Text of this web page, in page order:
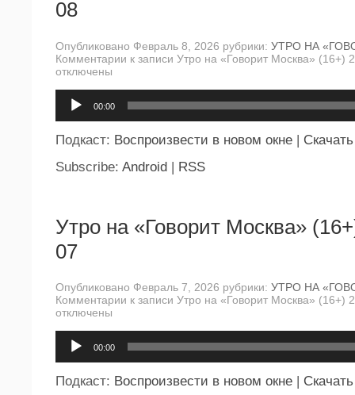
08
Опубликовано Февраль 8, 2026 рубрики: УТРО НА
Комментарии к записи Утро на «Говорит Москва» (16+)
отключены
00:00
Подкаст: Воспроизвести в новом окне | Скачать
Subscribe: Android | RSS
Утро на «Говорит Москва»
07
Опубликовано Февраль 7, 2026 рубрики: УТРО НА
Комментарии к записи Утро на «Говорит Москва» (16+)
отключены
00:00
Подкаст: Воспроизвести в новом окне
Скачать